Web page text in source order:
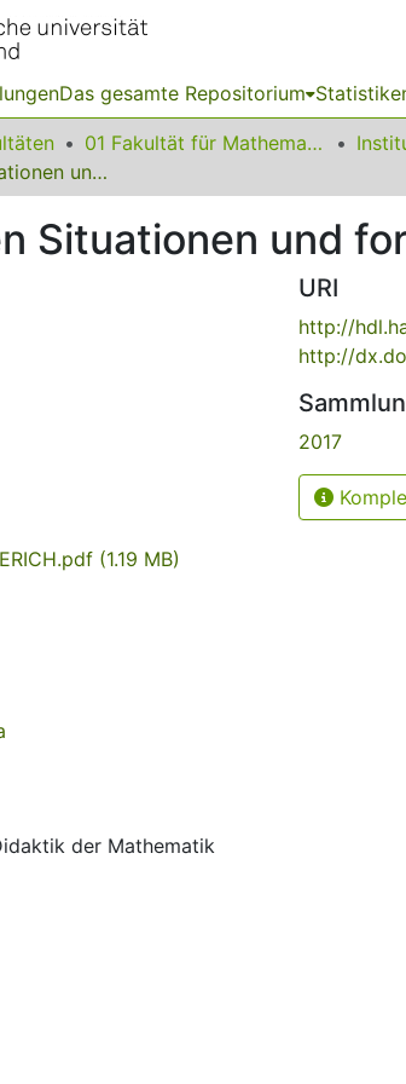
Das gesamte Repositorium
01 Fakultät für Mathematik
Zwischen Situationen und formal-mathematischen Begriffen
Situationen und
(1.19 MB)
der Mathematik
URI
http://
http://
2017